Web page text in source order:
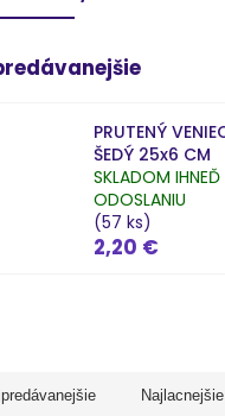
PRUTENÝ
ŠEDÝ 25x6 CM
SKLADOM IHNEĎ
ODOSLANIU
(57 ks)
2,20 €
Najlacnejšie